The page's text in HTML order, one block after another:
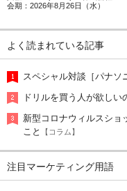
会期：2026年8月26日（水）
よく読まれている記事
スペシャル対談［パナソ
ドリルを買う人が欲しい
新型コロナウィルスショ
こと
【コラム】
注目マーケティング用語